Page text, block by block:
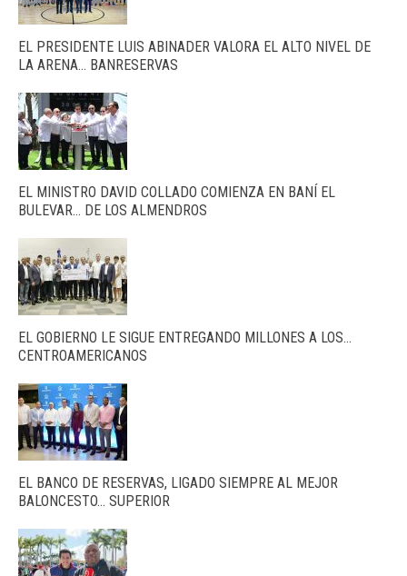
EL PRESIDENTE LUIS ABINADER VALORA EL ALTO NIVEL DE
LA ARENA… BANRESERVAS
EL MINISTRO DAVID COLLADO COMIENZA EN BANÍ EL
BULEVAR… DE LOS ALMENDROS
EL GOBIERNO LE SIGUE ENTREGANDO MILLONES A LOS…
CENTROAMERICANOS
EL BANCO DE RESERVAS, LIGADO SIEMPRE AL MEJOR
BALONCESTO… SUPERIOR